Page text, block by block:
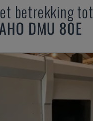
betrekking tot
DMU 80E